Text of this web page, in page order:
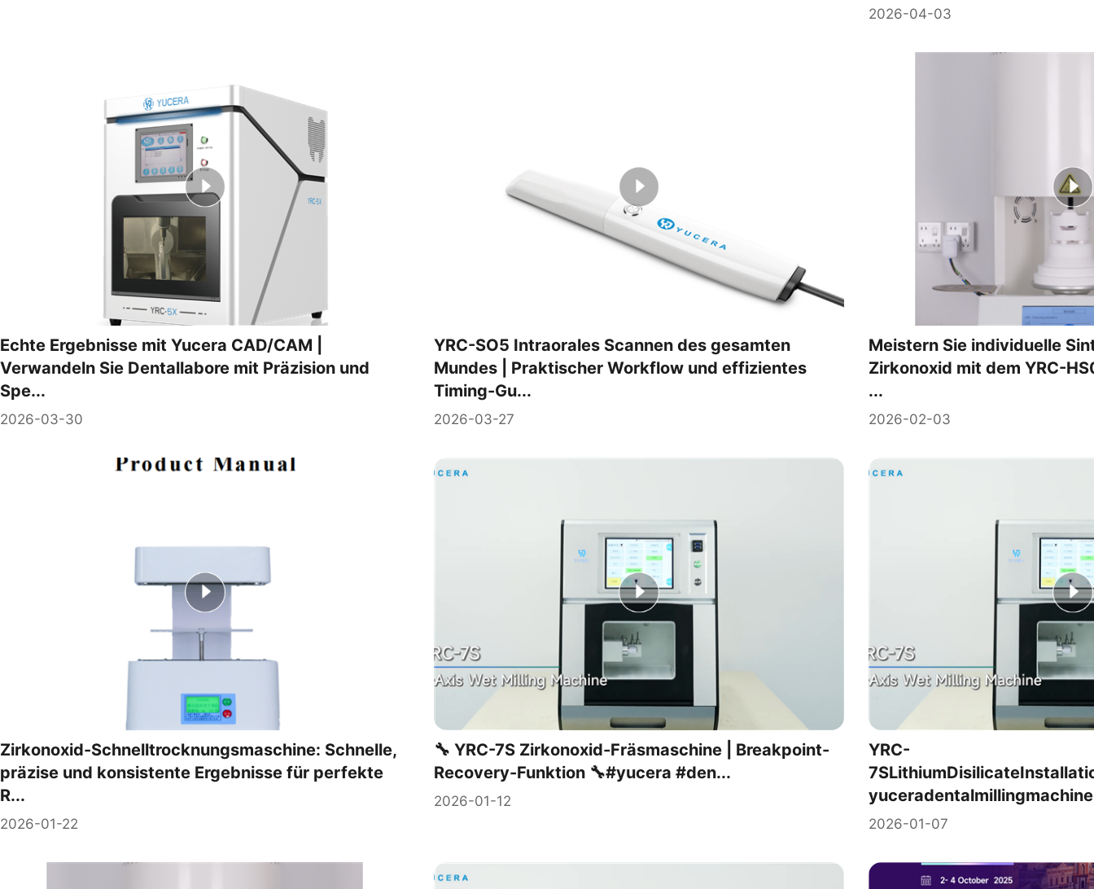
2026-04-03
Echte Ergebnisse mit Yucera CAD/CAM |
Verwandeln Sie Dentallabore mit Präzision und
Spe...
2026-03-30
YRC-SO5 Intraorales Scannen des gesamten
Mundes | Praktischer Workflow und effizientes
Timing-Gu...
2026-03-27
Meistern Sie individuelle
Zirkonoxid mit dem YRC-
...
2026-02-03
Zirkonoxid-Schnelltrocknungsmaschine: Schnelle,
präzise und konsistente Ergebnisse für perfekte
R...
2026-01-22
🔧 YRC-7S Zirkonoxid-Fräsmaschine | Breakpoint-
Recovery-Funktion 🔧#yucera #den...
2026-01-12
YRC-
yuceradentalmillingmachine
2026-01-07